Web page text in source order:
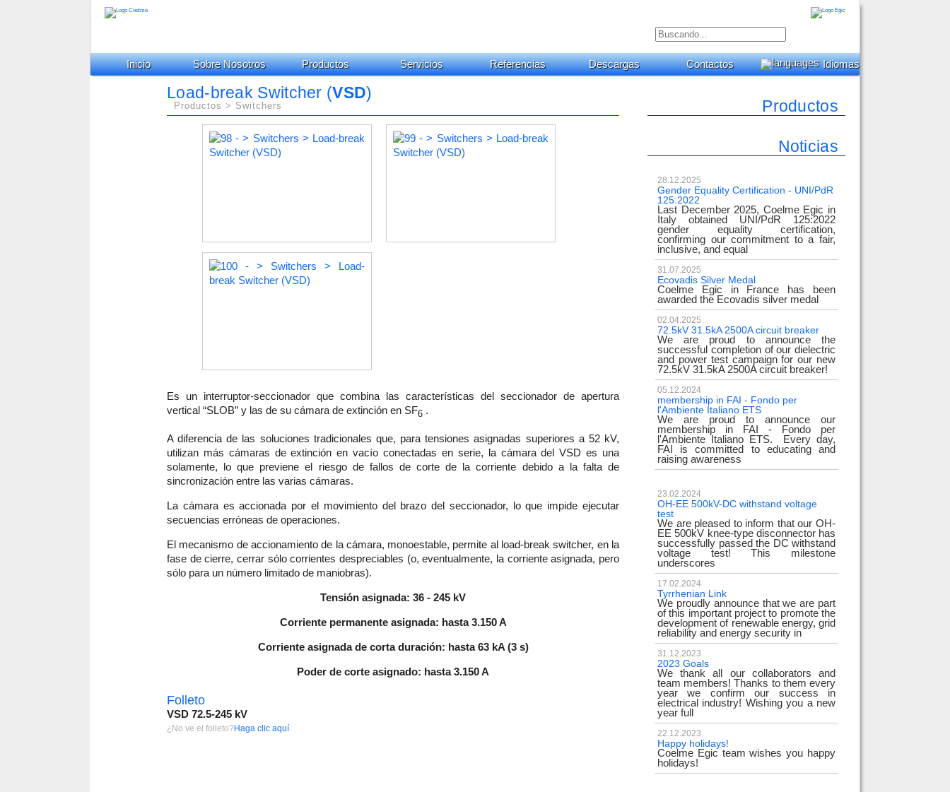
Inicio Sobre Nosotros Productos Servicios Referencias Descargas Contactos Idiomas
Load-break Switcher (VSD)
Productos > Switchers
Es un interruptor-seccionador que combina las características del seccionador de apertura
vertical “SLOB” y las de su cámara de extinción en SF6 .
A diferencia de las soluciones tradicionales que, para tensiones asignadas superiores a 52 kV,
utilizan más cámaras de extinción en vacío conectadas en serie, la cámara del VSD es una
solamente, lo que previene el riesgo de fallos de corte de la corriente debido a la falta de
sincronización entre las varias cámaras.
La cámara es accionada por el movimiento del brazo del seccionador, lo que impide ejecutar
secuencias erróneas de operaciones.
El mecanismo de accionamiento de la cámara, monoestable, permite al load-break switcher, en la
fase de cierre, cerrar sólo corrientes despreciables (o, eventualmente, la corriente asignada, pero
sólo para un número limitado de maniobras).
Tensión asignada: 36 - 245 kV
Corriente permanente asignada: hasta 3.150 A
Corriente asignada de corta duración: hasta 63 kA (3 s)
Poder de corte asignado: hasta 3.150 A
Folleto
VSD 72.5-245 kV
¿No ve el folleto? Haga clic aquí
Productos
Noticias
28.12.2025
Gender Equality Certification - UNI/PdR
125:2022
Last December 2025, Coelme Egic in
Italy obtained UNI/PdR 125:2022
gender equality certification,
confirming our commitment to a fair,
inclusive, and equal
31.07.2025
Ecovadis Silver Medal
Coelme Egic in France has been
awarded the Ecovadis silver medal
02.04.2025
72.5kV 31.5kA 2500A circuit breaker
We are proud to announce the
successful completion of our dielectric
and power test campaign for our new
72.5kV 31.5kA 2500A circuit breaker!
05.12.2024
membership in FAI - Fondo per
l'Ambiente Italiano ETS
We are proud to announce our
membership in FAI - Fondo per
l'Ambiente Italiano ETS. Every day,
FAI is committed to educating and
raising awareness
23.02.2024
OH-EE 500kV-DC withstand voltage
test
We are pleased to inform that our OH-
EE 500kV knee-type disconnector has
successfully passed the DC withstand
voltage test! This milestone
underscores
17.02.2024
Tyrrhenian Link
We proudly announce that we are part
of this important project to promote the
development of renewable energy, grid
reliability and energy security in
31.12.2023
2023 Goals
We thank all our collaborators and
team members! Thanks to them every
year we confirm our success in
electrical industry! Wishing you a new
year full
22.12.2023
Happy holidays!
Coelme Egic team wishes you happy
holidays!